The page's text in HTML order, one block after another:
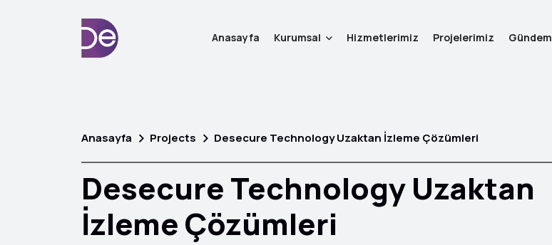
Anasayfa Kurumsal Hizmetlerimiz Projelerimiz Gündem
Anasayfa Projects Desecure Technology Uzaktan İzleme Çözümleri
Desecure Technology Uzaktan
İzleme Çözümleri